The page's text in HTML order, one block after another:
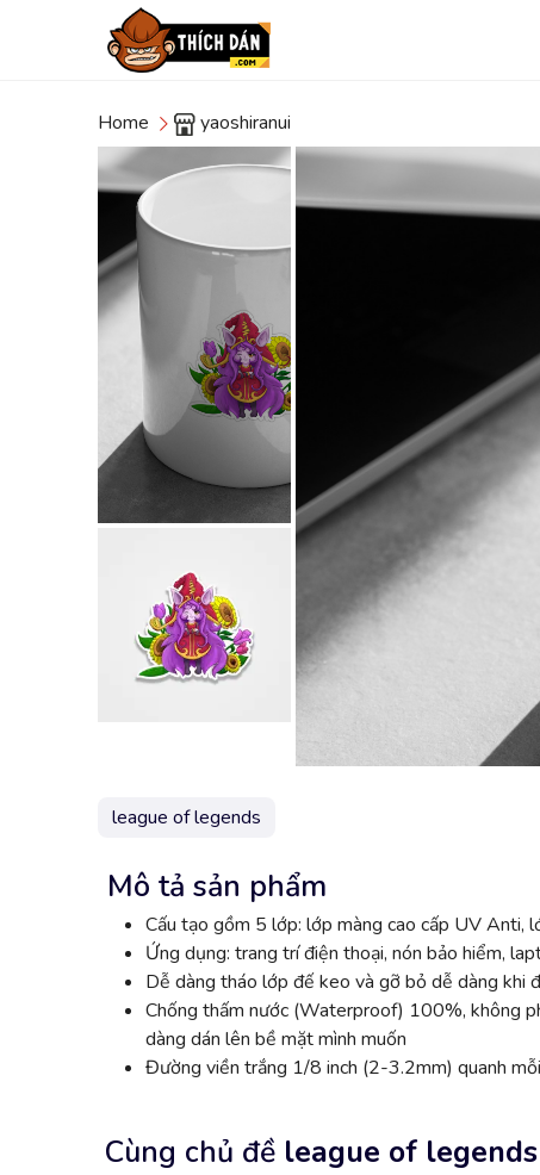
Home yaoshiranui
league of legends
Mô tả sản phẩm
Cấu tạo gồm 5 lớp: lớp màng cao cấp UV Anti,
Ứng dụng: trang trí điện thoại, nón bảo hiểm,
Dễ dàng tháo lớp đế keo và gỡ bỏ dễ dàng khi
Chống thấm nước (Waterproof) 100%, không
dàng dán lên bề mặt mình muốn
Đường viền trắng 1/8 inch (2-3.2mm) quanh
Cùng chủ đề league of legends